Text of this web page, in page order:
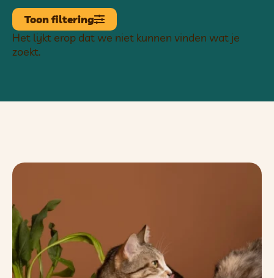
Toon filtering
Het lijkt erop dat we niet kunnen vinden wat je
zoekt.